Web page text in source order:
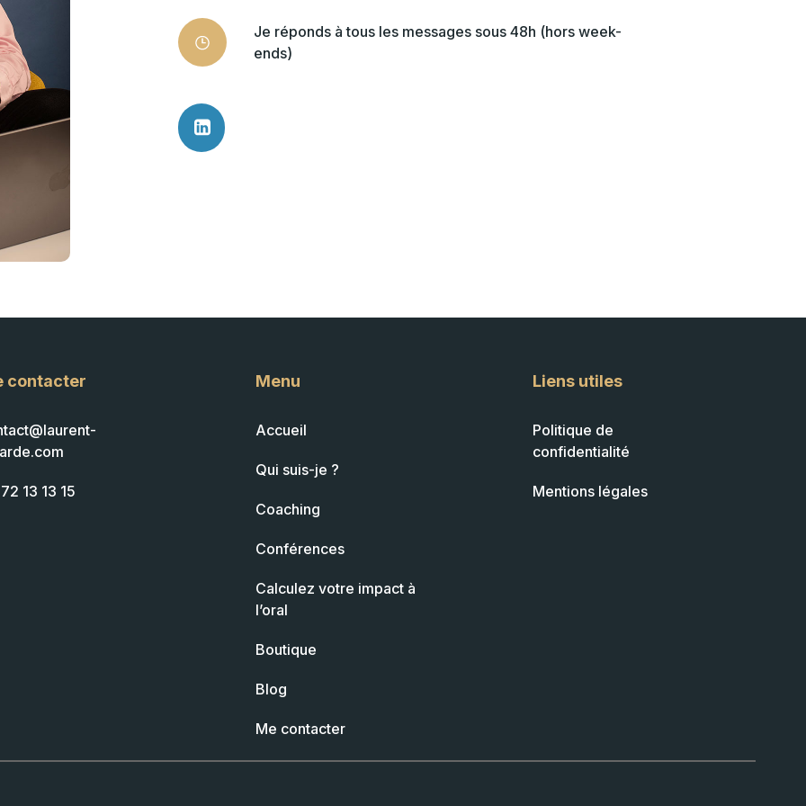
Je réponds à tous les messages sous 48h (hors week-
ends)
contacter
13 13 15
Menu
Accueil
Qui suis-je ?
Coaching
Conférences
Calculez votre impact à
l’oral
Boutique
Blog
Me contacter
Liens utiles
Politique de
confidentialité
Mentions légales